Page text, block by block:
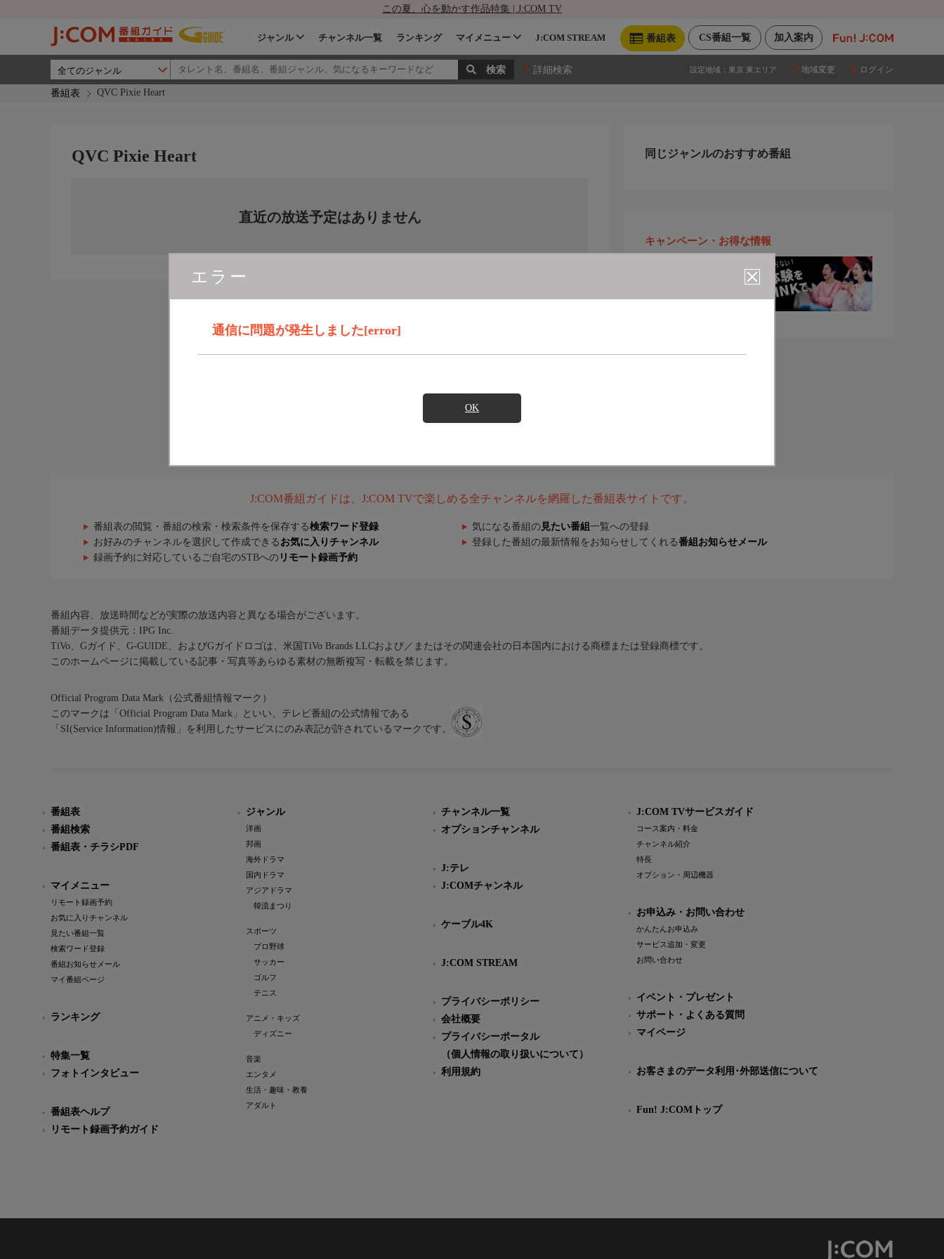
この夏、心を動かす作品特集 | J:COM TV
加入案内
CS番組一覧
番組表
ジャンル チャンネル一覧 ランキング マイメニュー J:COM STREAM
詳細検索 設定地域： 東京 東エリア 地域変更 ログイン
番組表 QVC Pixie Heart
エラー
通信に問題が発生しました[error]
OK
QVC Pixie Heart
直近の放送予定はありません
同じジャンルのおすすめ番組
キャンペーン・お得な情報
J:COM番組ガイドは、J:COM TVで楽しめる全チャンネルを網羅した番組表サイトです。
番組表の閲覧・番組の検索・検索条件を保存する検索ワード登録 気になる番組の 見たい番組 一覧への登録
お好みのチャンネルを選択して作成できる お気に入りチャンネル 登録した番組の最新情報をお知らせしてくれる番組お知らせメール
録画予約に対応しているご自宅のSTBへの リモート録画予約
番組内容、放送時間などが実際の放送内容と異なる場合がございます。
番組データ提供元：IPG Inc.
TiVo、Gガイド、G-GUIDE、およびGガイドロゴは、米国TiVo Brands LLCおよび／またはその関連会社の日本国内における商標または登録商標です。
このホームページに掲載している記事・写真等あらゆる素材の無断複写・転載を禁じます。
Official Program Data Mark（公式番組情報マーク）
このマークは「Official Program Data Mark」といい、テレビ番組の公式情報である
「SI(Service Information)情報」を利用したサービスにのみ表記が許されているマークです。
番組表
番組検索
番組表・チラシPDF
マイメニュー
リモート録画予約
お気に入りチャンネル
見たい番組一覧
検索ワード登録
番組お知らせメール
マイ番組ページ
ランキング
特集一覧
フォトインタビュー
番組表ヘルプ
リモート録画予約ガイド
ジャンル
洋画
邦画
海外ドラマ
国内ドラマ
アジアドラマ
韓流まつり
スポーツ
プロ野球
サッカー
ゴルフ
テニス
アニメ・キッズ
ディズニー
音楽
エンタメ
生活・趣味・教養
アダルト
チャンネル一覧
オプションチャンネル
J:テレ
J:COMチャンネル
ケーブル4K
J:COM STREAM
プライバシーポリシー
会社概要
プライバシーポータル
（個人情報の取り扱いについて）
利用規約
J:COM TVサービスガイド
コース案内・料金
チャンネル紹介
特長
オプション・周辺機器
お申込み・お問い合わせ
かんたんお申込み
サービス追加・変更
お問い合わせ
イベント・プレゼント
サポート・よくある質問
マイページ
お客さまのデータ利用･外部送信について
Fun! J:COMトップ